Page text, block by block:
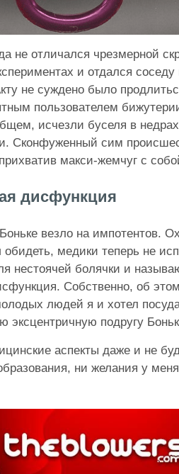
не отличался чрезмерной
и отдался соседу
не суждено было
пользователем
исчезли буселя в недрах
Сконфуженный сим
макси-жемчуг с
дисфункция
везло на импотентов.
обидеть, медики теперь не
нестоячей болячки и
Собственно, об
людей я и хотел
эксцентричную подругу
аспекты даже и не
ни желания у